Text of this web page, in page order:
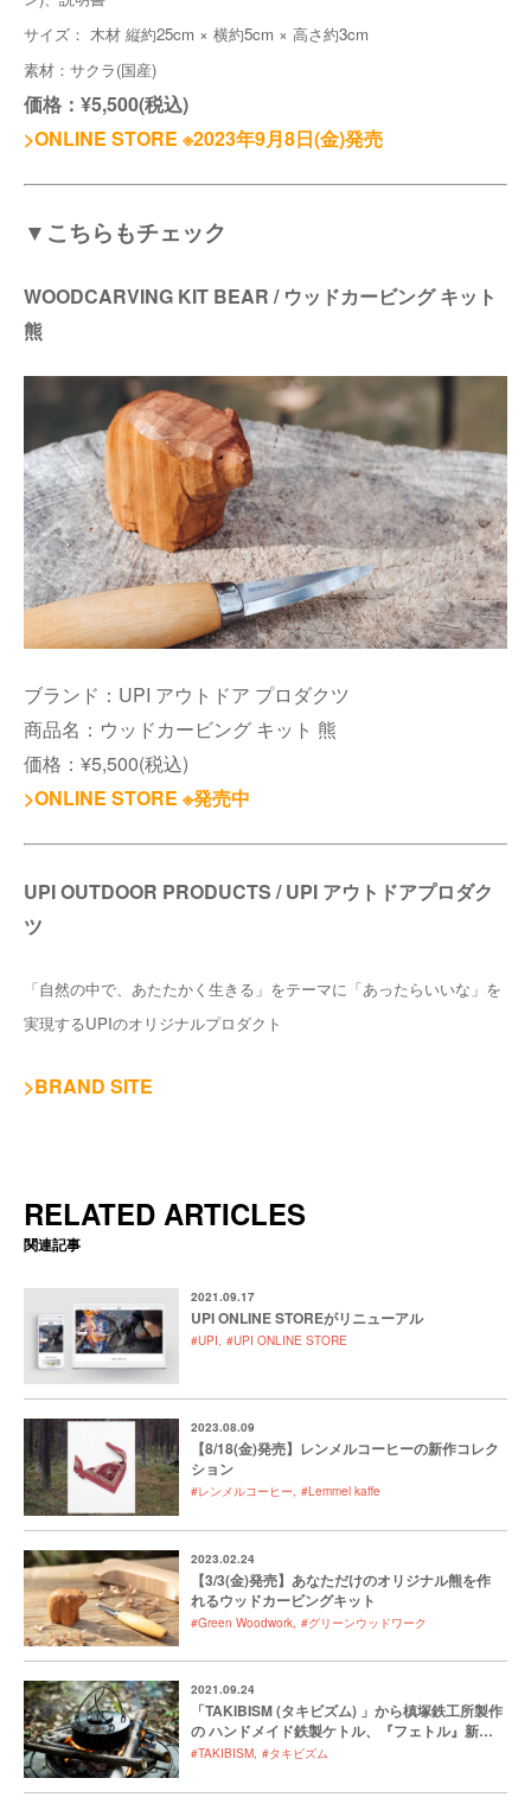
サイズ： 木材 縦約25cm × 横約5cm × 高さ約3cm
素材：サクラ(国産)
価格：¥5,500(税込)
>ONLINE STORE ※2023年9月8日(金)発売
▼こちらもチェック
WOODCARVING KIT BEAR / ウッドカービング キット
熊
ブランド：UPI アウトドア プロダクツ
商品名：ウッドカービング キット 熊
価格：¥5,500(税込)
>ONLINE STORE ※発売中
UPI OUTDOOR PRODUCTS / UPI アウトドアプロダク
ツ
「自然の中で、あたたかく生きる」をテーマに「あったらいいな」を
実現するUPIのオリジナルプロダクト
>BRAND SITE
RELATED ARTICLES
関連記事
2021.09.17
UPI ONLINE STOREがリニューアル
#UPI #UPI ONLINE STORE
2023.08.09
【8/18(金)発売】レンメルコーヒーの新作コレク
ション
#レンメルコーヒー #Lemmel kaffe
2023.02.24
【3/3(金)発売】あなただけのオリジナル熊を作
れるウッドカービングキット
#Green Woodwork #グリーンウッドワーク
2021.09.24
「TAKIBISM (タキビズム) 」から槙塚鉄工所製作
の ハンドメイド鉄製ケトル、『フェトル』新登
場
#TAKIBISM #タキビズム